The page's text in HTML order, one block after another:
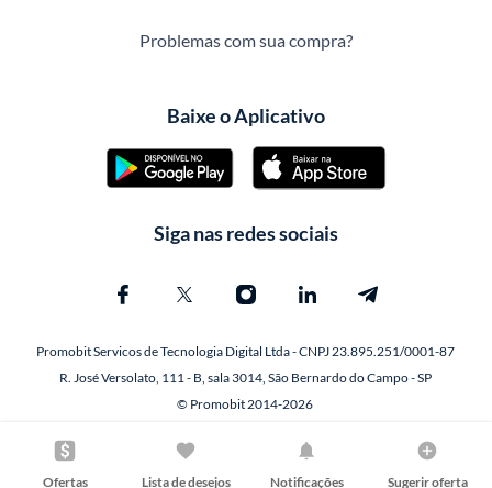
Ofertas Lista de desejos Notificações Sugerir oferta
Problemas com sua compra?
Baixe o Aplicativo
Siga nas redes sociais
Promobit Servicos de Tecnologia Digital Ltda - CNPJ 23.895.251/0001-87
R. José Versolato, 111 - B, sala 3014, São Bernardo do Campo - SP
© Promobit 2014-2026